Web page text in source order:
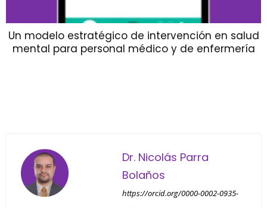
Un modelo estratégico de intervención en salud
mental para personal médico y de enfermería
Dr. Nicolás Parra
Bolaños
https://orcid.org/0000-0002-0935-